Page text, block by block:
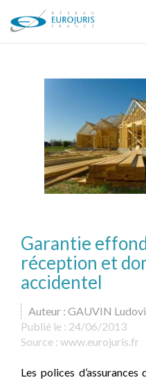
Garantie
réception et
accidentel
Auteur : GAUVIN
Publié le : 24/06/2013
Source : www.eurojuris.fr
Les polices